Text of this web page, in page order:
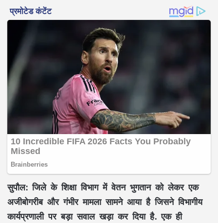
सुपौल: जिले के शिक्षा विभाग में वेतन भुगतान को लेकर एक
अजीबोगरीब और गंभीर मामला सामने आया है जिसने विभागीय
कार्यप्रणाली पर बड़ा सवाल खड़ा कर दिया है. एक ही